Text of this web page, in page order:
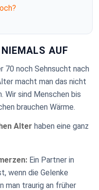
AUF
70 noch Sehnsucht nach
macht man das nicht
Wir sind Menschen bis
brauchen Wärme.
Alter haben eine ganz
Ein Partner in
wenn die Gelenke
man traurig an früher